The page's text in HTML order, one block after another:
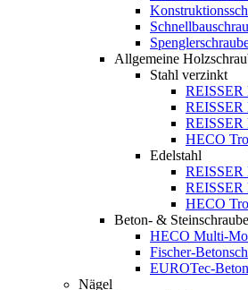
Allgemeine
Stahl verzinkt
REISSER
REISSER
REISSER
HECO
Edelstahl
REISSER
HECO
Beton- &
HECO Multi-
Fischer-
EUROTec-
Nägel